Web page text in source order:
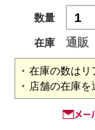
数量
在庫
通販
在庫の数はリ
店舗の在庫を